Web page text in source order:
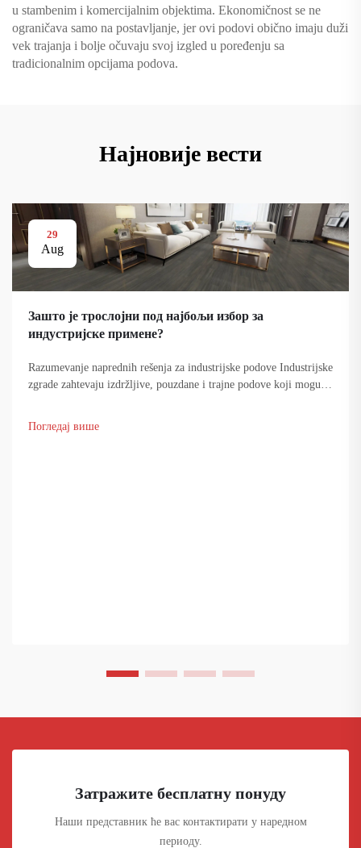
u stambenim i komercijalnim objektima. Ekonomičnost se ne
ograničava samo na postavljanje, jer ovi podovi obično imaju duži
vek trajanja i bolje očuvaju svoj izgled u poređenju sa
tradicionalnim opcijama podova.
Најновије вести
29
Aug
Зашто је троcлојни под најбољи избор за
индустријске примене?
Razumevanje naprednih rešenja za industrijske podove Industrijske
zgrade zahtevaju izdržljive, pouzdane i trajne podove koji mogu
Погледај више
Затражите бесплатну понуду
Наши представник ће вас контактирати у наредном
периоду.